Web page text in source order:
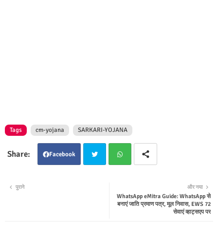
Tags cm-yojana SARKARI-YOJANA
Facebook
tsap
और नया
WhatsApp eMitra Guide: WhatsApp से
बनाएं जाति प्रमाण पत्र, मूल निवास, EWS 72
सेवाएं व्हाट्सएप पर
पुराने